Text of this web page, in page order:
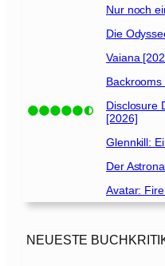
Nur noch
Die
Vaiana
Backrooms
Disclosure
[2026]
Glennkill:
Der
Avatar:
NEUESTE